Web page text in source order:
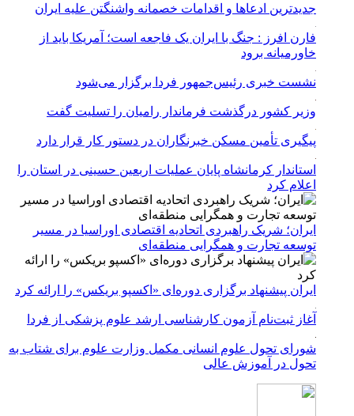
جدیدترین ادعاها و اقدامات خصمانه واشنگتن علیه ایران
فارن افرز : جنگ با ایران یک فاجعه است؛ آمریکا باید از
خاورمیانه برود
نشست خبری رئیس‌جمهور فردا برگزار می‌شود
وزیر کشور درگذشت فرماندار رامیان را تسلیت گفت
پیگیری تأمین مسکن خبرنگاران در دستور کار قرار دارد
استاندار کرمانشاه پایان عملیات اربعین حسینی در استان را
اعلام کرد
ایران؛ شریک راهبردی اتحادیه اقتصادی اوراسیا در مسیر
توسعه تجارت و همگرایی منطقه‌ای
ایران پیشنهاد برگزاری دوره‌ای «اکسپو بریکس» را ارائه کرد
آغاز ثبت‌نام‌ آزمون کارشناسی ارشد علوم پزشکی از فردا
شورای تحول علوم انسانی مکمل وزارت علوم برای شتاب به
تحول در آموزش عالی